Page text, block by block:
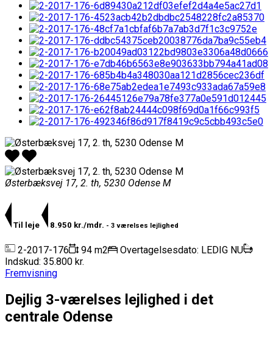
Østerbæksvej 17, 2. th, 5230 Odense M
Til leje 8.950 kr./mdr. - 3 værelses lejlighed
2-2017-176 94 m2
Overtagelsesdato: LEDIG NU
Indskud: 35.800 kr.
Fremvisning
Dejlig 3-værelses lejlighed i det
centrale Odense